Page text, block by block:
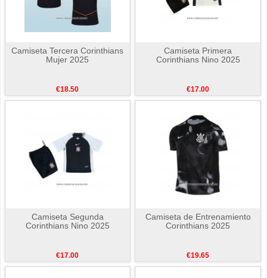
Camiseta Tercera Corinthians
Mujer 2025
€18.50
Camiseta Primera
Corinthians Nino 2025
€17.00
Camiseta Segunda
Corinthians Nino 2025
€17.00
Camiseta de Entrenamiento
Corinthians 2025
€19.65